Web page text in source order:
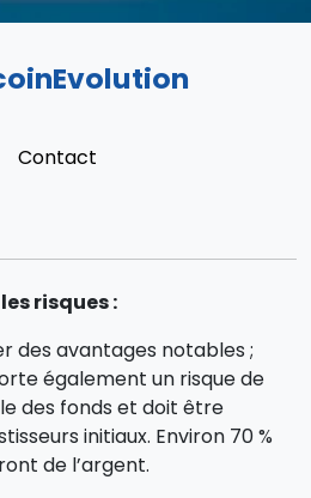
Contact
risques :
des avantages notables ;
également un risque de
des fonds et doit être
initiaux. Environ 70 %
de l’argent.